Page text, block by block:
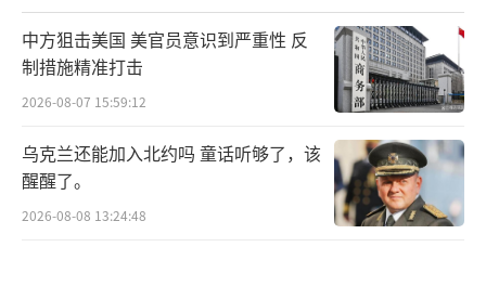
中方狙击美国 美官员意识到严重性 反
制措施精准打击
2026-08-07 15:59:12
乌克兰还能加入北约吗 童话听够了，该
醒醒了。
2026-08-08 13:24:48